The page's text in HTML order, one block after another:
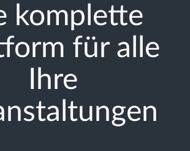
komplette
für alle
Ihre